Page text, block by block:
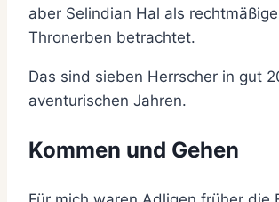
aber Selindian Hal als
Thronerben betrachtet.
Das sind sieben Herrscher in gut
aventurischen Jahren.
Kommen und Gehen